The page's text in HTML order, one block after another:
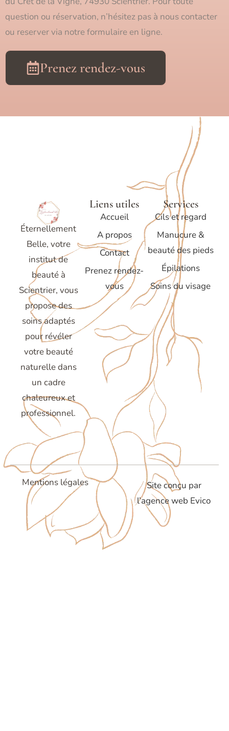
question ou réservation, n’hésitez pas à nous contacter
ou reserver via notre formulaire en ligne.
Prenez rendez-vous
Éternellement
Belle, votre
institut de
beauté à
Scientrier, vous
propose des
soins adaptés
pour révéler
votre beauté
naturelle dans
un cadre
chaleureux et
professionnel.
Liens utiles
Accueil
A propos
Contact
Prenez rendez-
vous
Services
Cils et regard
Manucure &
beauté des pieds
Épilations
Soins du visage
Mentions légales
Site conçu par
l’agence web Evico